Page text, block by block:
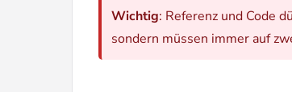
Wichtig: Referenz und Code
sondern müssen immer auf